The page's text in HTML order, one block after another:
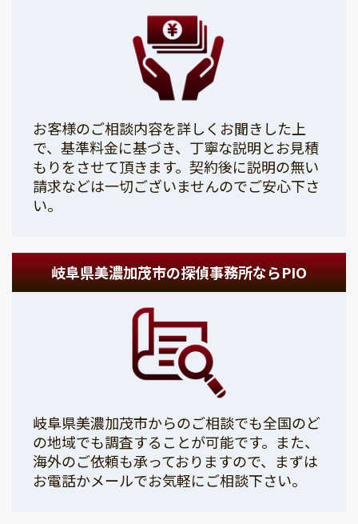
お客様のご相談内容を詳しくお聞きした上
で、基準料金に基づき、丁寧な説明とお見積
もりをさせて頂きます。契約後に説明の無い
請求などは一切ございませんのでご安心下さ
い。
岐阜県美濃加茂市の探偵事務所ならPIO
岐阜県美濃加茂市からのご相談でも全国のど
の地域でも調査することが可能です。また、
海外のご依頼も承っておりますので、まずは
お電話かメールでお気軽にご相談下さい。